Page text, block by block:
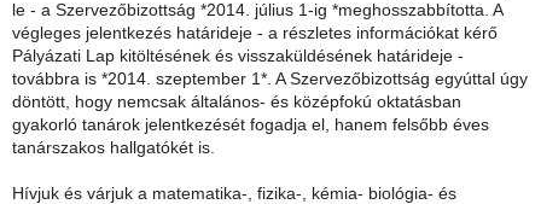
le - a Szervezőbizottság *2014. július 1-ig *meghosszabbította. A
végleges jelentkezés határideje - a részletes információkat kérő
Pályázati Lap kitöltésének és visszaküldésének határideje -
továbbra is *2014. szeptember 1*. A Szervezőbizottság egyúttal úgy
döntött, hogy nemcsak általános- és középfokú oktatásban
gyakorló tanárok jelentkezését fogadja el, hanem felsőbb éves
tanárszakos hallgatókét is.
Hívjuk és várjuk a matematika-, fizika-, kémia- biológia- és